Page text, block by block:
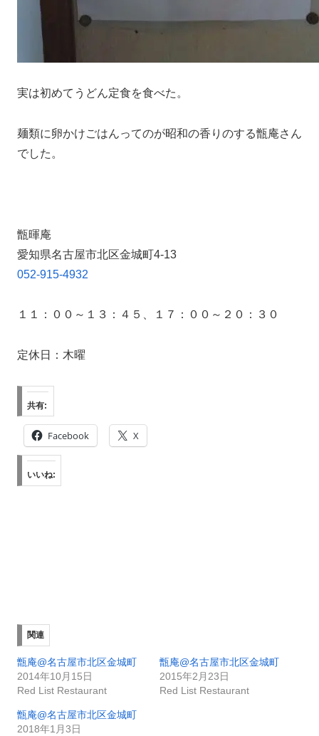
実は初めてうどん定食を食べた。
麺類に卵かけごはんってのが昭和の香りのする甑庵さん
でした。
甑暉庵
愛知県名古屋市北区金城町4-13
052-915-4932
１１：００～１３：４５、１７：００～２０：３０
定休日：木曜
共有:
Facebook X
いいね:
関連
甑庵@名古屋市北区金城町
2014年10月15日
Red List Restaurant
甑庵@名古屋市北区金城町
2015年2月23日
Red List Restaurant
甑庵@名古屋市北区金城町
2018年1月3日